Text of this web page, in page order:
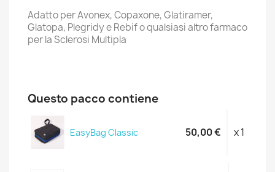
Adatto per Avonex, Copaxone, Glatiramer,
Glatopa, Plegridy e Rebif o qualsiasi altro farmaco
per la Sclerosi Multipla
Questo pacco contiene
EasyBag Classic 50,00 € x 1